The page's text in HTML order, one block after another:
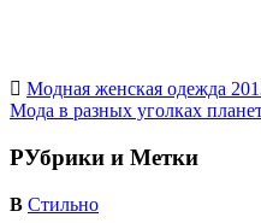
Модная женская одежда
Мода в разных уголках
РУбрики и Метки
В Стильно